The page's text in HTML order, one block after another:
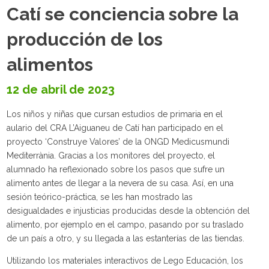
Catí se conciencia sobre la
producción de los
alimentos
12 de abril de 2023
Los niños y niñas que cursan estudios de primaria en el
aulario del CRA L’Aiguaneu de Catí han participado en el
proyecto ‘Construye Valores’ de la ONGD Medicusmundi
Mediterrània. Gracias a los monitores del proyecto, el
alumnado ha reflexionado sobre los pasos que sufre un
alimento antes de llegar a la nevera de su casa. Así, en una
sesión teórico-práctica, se les han mostrado las
desigualdades e injusticias producidas desde la obtención del
alimento, por ejemplo en el campo, pasando por su traslado
de un país a otro, y su llegada a las estanterías de las tiendas.
Utilizando los materiales interactivos de Lego Educación, los